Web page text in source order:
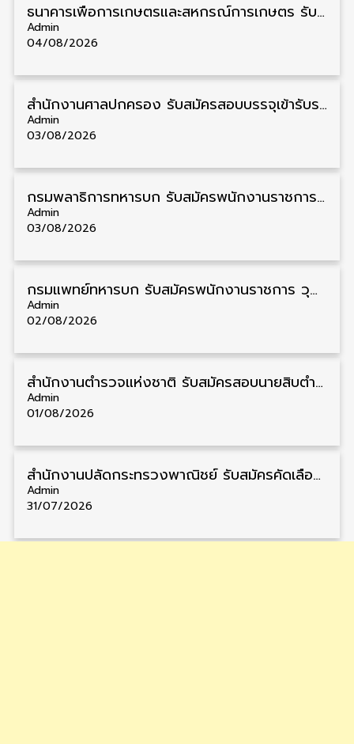
ธนาคารเพื่อการเกษตรและสหกรณ์การเกษตร รับสมัครบุคคลเพื่อเป็นผู้ช่วยพนักงาน วุฒิ ป.ตรี 5 อัตรา รับสมัคร 4 – 14 สิงหาคม
Admin
04/08/2026
สํานักงานศาลปกครอง รับสมัครสอบบรรจุเข้ารับราชการ วุฒิ ป.ตรี 72 อัตรา รับสมัคร 31 สิงหาคม – 18 กันยายน
Admin
03/08/2026
กรมพลาธิการทหารบก รับสมัครพนักงานราชการ วุฒิ ม.3/ม.6/ปวช. 66 อัตรา รับสมัคร 10 – 17 สิงหาคม
Admin
03/08/2026
กรมแพทย์ทหารบก รับสมัครพนักงานราชการ วุฒิ ม.3/ม.6/ปวช./ปวท./ปวส. 6 อัตรา รับสมัคร 3 – 7 สิงหาคม
Admin
02/08/2026
สำนักงานตำรวจแห่งชาติ รับสมัครสอบนายสิบตำรวจ วุฒิ ม.6/ปวช. 6,000 อัตรา รับสมัคร 8 – 19 สิงหาคม
Admin
01/08/2026
สำนักงานปลัดกระทรวงพาณิชย์ รับสมัครคัดเลือกพนักงานราชการ วุฒิ ปวส./ป.ตรี 11 อัตรา รับสมัคร 10 – 21 สิงหาคม
Admin
31/07/2026